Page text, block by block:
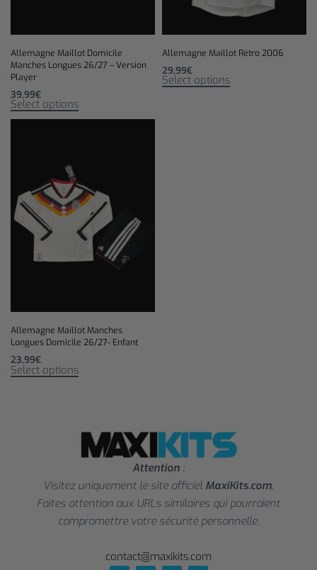
Allemagne Maillot Domicile
Manches Longues 26/27 – Version
Player
39,99€
Select options
Allemagne Maillot Rétro 2006
29,99€
Select options
Allemagne Maillot Manches
Longues Domicile 26/27- Enfant
23,99€
Select options
Attention :
Visitez uniquement le site officiel MaxiKits.com.
Faites attention aux URLs similaires qui pourraient
compromettre votre sécurité personnelle.
contact@maxikits.com